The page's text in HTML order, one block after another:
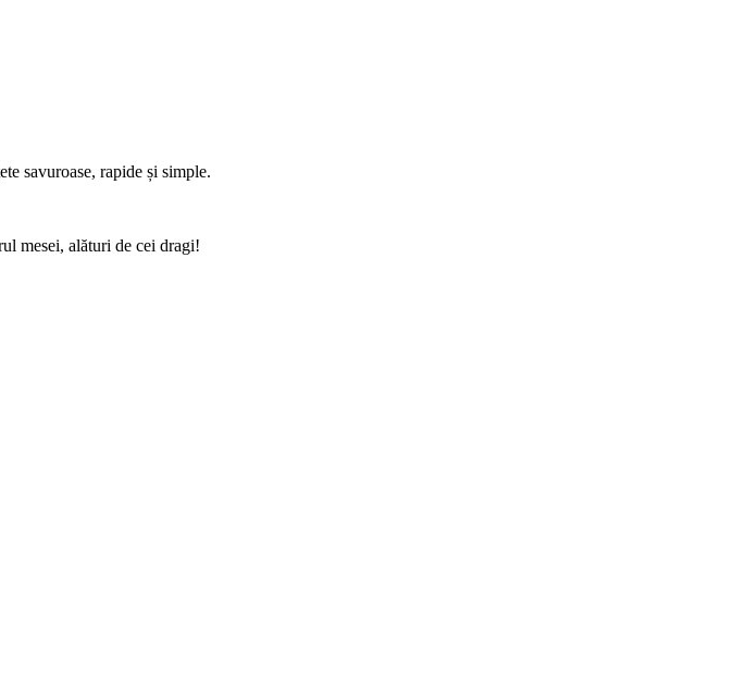
savuroase, rapide și simple.
mesei, alături de cei dragi!